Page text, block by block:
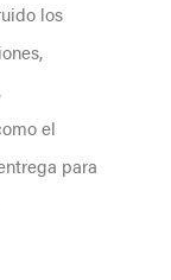
los
el
para